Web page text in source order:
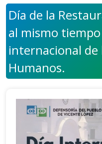
Día de la
al mismo
internacional de
Humanos.